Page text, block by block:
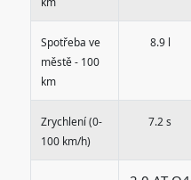
Spotřeba ve
městě - 100
km
8.9 l
Zrychlení (0-
100 km/h)
7.2 s